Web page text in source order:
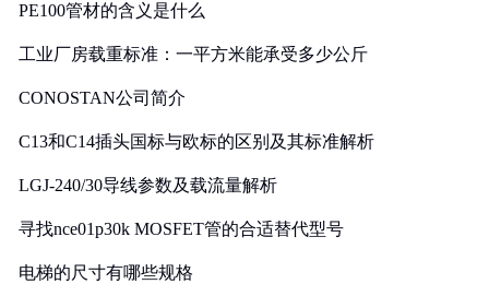
PE100管材的含义是什么
工业厂房载重标准：一平方米能承受多少公斤
CONOSTAN公司简介
C13和C14插头国标与欧标的区别及其标准解析
LGJ-240/30导线参数及载流量解析
寻找nce01p30k MOSFET管的合适替代型号
电梯的尺寸有哪些规格